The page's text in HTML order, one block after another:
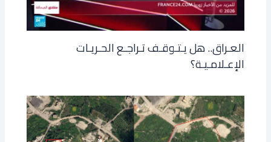
العـراق.. هل يـتـوقـف تـراجـع الحـريـات
الإعـلامـيـة؟